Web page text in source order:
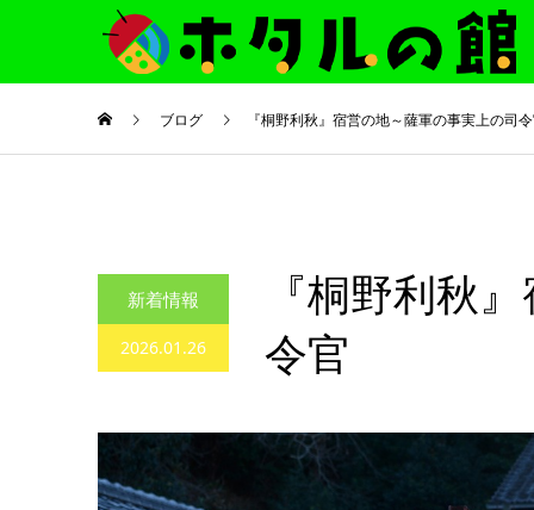
ブログ 『桐野利秋』宿営の地～薩軍の事実上の司
新着情報
2026.01.26
『桐野利秋
令官